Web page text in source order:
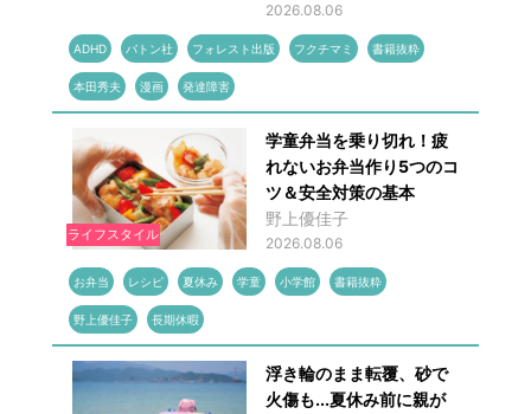
2026.08.06
ADHD バトン社 フォレスト出版 フクチマミ 書籍抜粋
本田秀夫 漫画 発達障害
ライフスタイル
学童弁当を乗り切れ！疲
れないお弁当作り5つのコ
ツ＆安全対策の基本
野上優佳子
2026.08.06
お弁当 レシピ 夏休み 学童 小学館 書籍抜粋
野上優佳子 長期休暇
浮き輪のまま転覆、砂で
火傷も...夏休み前に親が